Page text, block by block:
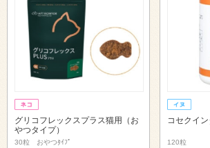
グリコフレックスプラス猫用（お
やつタイプ）
30粒 おやつﾀｲﾌﾟ
コセクイ
120粒